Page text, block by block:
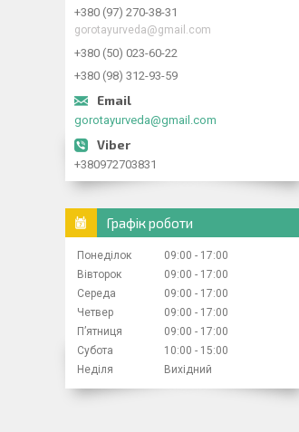
+380 (97) 270-38-31
gorotayurveda@gmail.com
+380 (50) 023-60-22
+380 (98) 312-93-59
gorotayurveda@gmail.com
+380972703831
Графік роботи
Понеділок 09:00
17:00
Вівторок
09:00
17:00
Середа
09:00
17:00
Четвер
09:00
17:00
Пʼятниця
09:00
17:00
Субота
10:00
15:00
Неділя
Вихідний